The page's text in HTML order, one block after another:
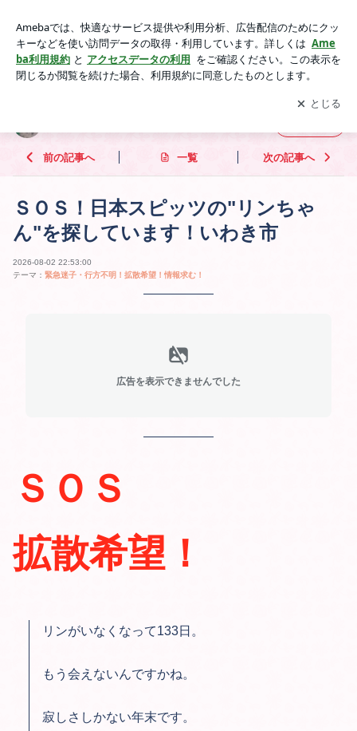
市 | 《 Ｍａｈａｌｏの花束 》
アプリをダウンロードして ブログの更新通知
を受け取りまし
ょう。
開く
前の記事へ 一覧 次の記事へ
ＳＯＳ！日本スピッツの"リンちゃ
ん"を探しています！いわき市
2026-08-02 22:53:00
テーマ： 緊急迷子・行方不明！拡散希望！情報求む！
広告を表示できませんでした
ＳＯＳ
拡散希望！
リンがいなくなって133日。
もう会えないんですかね。
寂しさしかない年末です。